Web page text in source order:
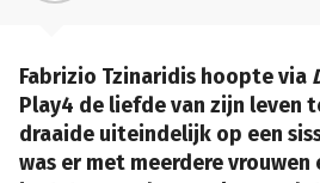
Fabrizio Tzinaridis hoopte via
Play4 de liefde van zijn leven
draaide uiteindelijk op een
was er met meerdere vrouwen